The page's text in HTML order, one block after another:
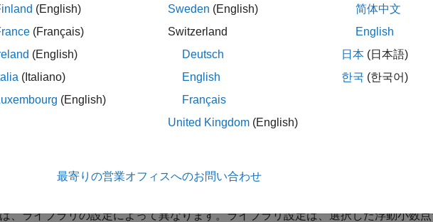
、ライブラリの設定によって異なります。ライブラリ設定は、選択した浮動小数点
(English)
(Français)
(English)
(Italiano)
(English)
Sweden (English)
Switzerland
Deutsch
English
Français
United Kingdom (English)
简体中文
English
日本 (日本語)
한국 (한국어)
最寄りの営業オフィスへのお問い合わせ